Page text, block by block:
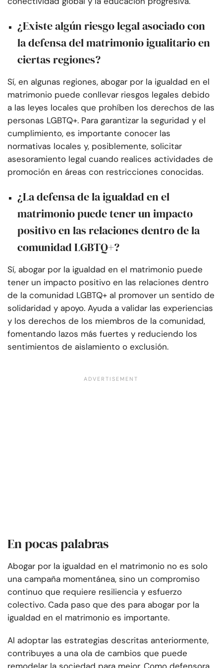
¿Existe algún riesgo legal asociado con
la defensa del matrimonio igualitario en
ciertas regiones?
Sí, en algunas regiones, abogar por la igualdad en el
matrimonio puede conllevar riesgos legales debido
a las leyes locales que prohíben los derechos de las
personas LGBTQ+. Para garantizar la seguridad y el
cumplimiento, es importante conocer las
normativas locales y, posiblemente, solicitar
asesoramiento legal cuando realices actividades de
promoción en áreas con restricciones conocidas.
¿La defensa de la igualdad en el
matrimonio puede tener un impacto
positivo en las relaciones dentro de la
comunidad LGBTQ+?
Sí, abogar por la igualdad en el matrimonio puede
tener un impacto positivo en las relaciones dentro
de la comunidad LGBTQ+ al promover un sentido de
solidaridad y apoyo. Ayuda a validar las experiencias
y los derechos de los miembros de la comunidad,
fomentando lazos más fuertes y reduciendo los
sentimientos de aislamiento o exclusión.
En pocas palabras
Abogar por la igualdad en el matrimonio no es solo
una campaña momentánea, sino un compromiso
continuo que requiere resiliencia y esfuerzo
colectivo. Cada paso que des para abogar por la
igualdad en el matrimonio es importante.
Al adoptar las estrategias descritas anteriormente,
contribuyes a una ola de cambios que puede